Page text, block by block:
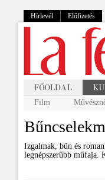
Hírlevél Előfizetés
Film
Izgalmak, bűn és
legnépszerűbb műfaja.